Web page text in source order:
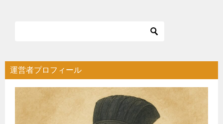
運営者プロフィール